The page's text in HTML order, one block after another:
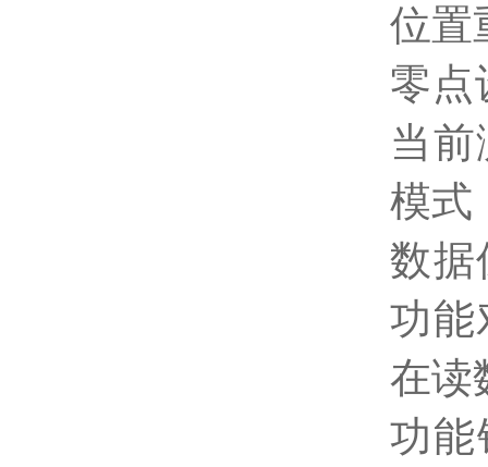
位置
零点
当
模式
数据
功能
在读
功能